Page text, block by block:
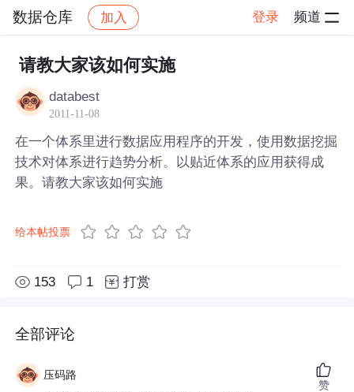
数据仓库 加入 登录 频道
社区 数据仓库 帖子详情
请教大家该如何实施
databest
2011-11-08
在一个体系里进行数据应用程序的开发，使用数据挖掘
技术对体系进行趋势分析。以贴近体系的应用获得成
果。请教大家该如何实施
给本帖投票
153 1 打赏
全部评论
压码路
赞